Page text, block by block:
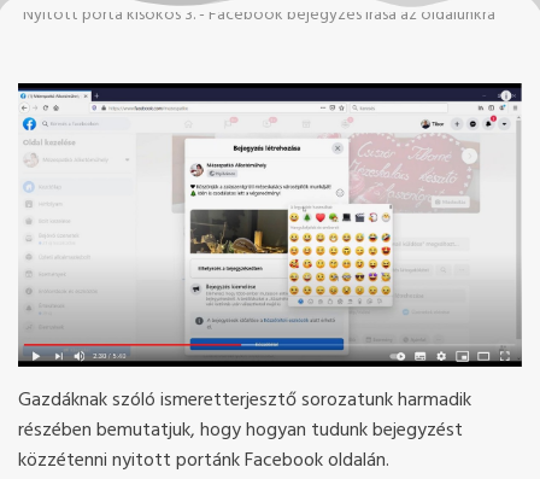
Nyitott porta kisokos 3. - Facebook bejegyzés írása az oldalunkra
Gazdáknak szóló ismeretterjesztő sorozatunk harmadik
részében bemutatjuk, hogy hogyan tudunk bejegyzést
közzétenni nyitott portánk Facebook oldalán.